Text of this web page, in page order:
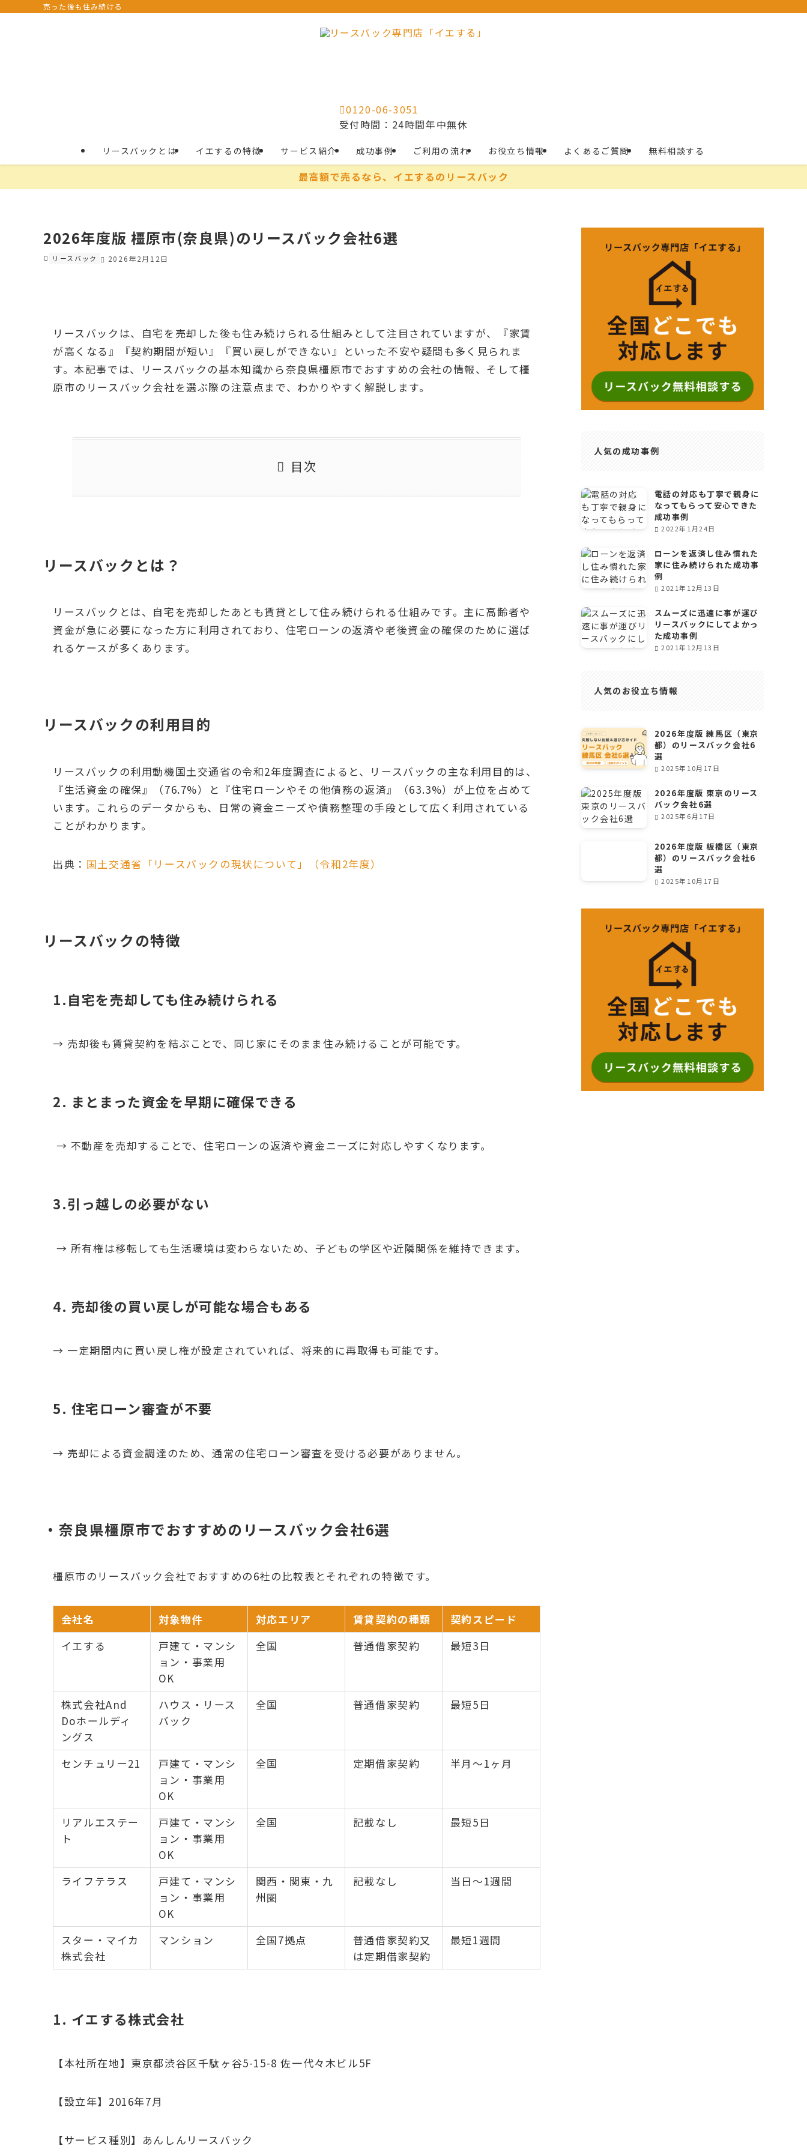
売った後も住み続ける
リースバックとは イエするの特徴 サービス紹介 成功事例 ご利用の流れ お役立ち情報 よくあるご質問 無料相談する
0120-06-3051
受付時間：24時間年中無休
最高額で売るなら、イエするのリースバック
2026年度版 橿原市(奈良県)のリースバック会社6選
リースバック 2026年2月12日
リースバックは、自宅を売却した後も住み続けられる仕組みとして注目されていますが、『家賃
が高くなる』『契約期間が短い』『買い戻しができない』といった不安や疑問も多く見られま
す。本記事では、リースバックの基本知識から奈良県橿原市でおすすめの会社の情報、そして橿
原市のリースバック会社を選ぶ際の注意点まで、わかりやすく解説します。
目次
リースバックとは？
リースバックとは、自宅を売却したあとも賃貸として住み続けられる仕組みです。主に高齢者や
資金が急に必要になった方に利用されており、住宅ローンの返済や老後資金の確保のために選ば
れるケースが多くあります。
リースバックの利用目的
リースバックの利用動機国土交通省の令和2年度調査によると、リースバックの主な利用目的は、
『生活資金の確保』（76.7%）と『住宅ローンやその他債務の返済』（63.3%）が上位を占めて
います。これらのデータからも、日常の資金ニーズや債務整理の手段として広く利用されている
ことがわかります。
出典： 国土交通省「リースバックの現状について」（令和2年度）
リースバックの特徴
1.自宅を売却しても住み続けられる
→ 売却後も賃貸契約を結ぶことで、同じ家にそのまま住み続けることが可能です。
2. まとまった資金を早期に確保できる
→ 不動産を売却することで、住宅ローンの返済や資金ニーズに対応しやすくなります。
3.引っ越しの必要がない
→ 所有権は移転しても生活環境は変わらないため、子どもの学区や近隣関係を維持できます。
4. 売却後の買い戻しが可能な場合もある
→ 一定期間内に買い戻し権が設定されていれば、将来的に再取得も可能です。
5. 住宅ローン審査が不要
→ 売却による資金調達のため、通常の住宅ローン審査を受ける必要がありません。
・奈良県橿原市でおすすめのリースバック会社6選
橿原市のリースバック会社でおすすめの6社の比較表とそれぞれの特徴です。
会社名 対象物件 対応エリア 賃貸契約の種類
契約スピード
イエする
戸建て・マンシ
ョン・事業用
OK
全国 普通借家契約 最短3日
株式会社And
Doホールディ
ングス
ハウス・リース
バック
全国 普通借家契約 最短5日
センチュリー21
戸建て・マンシ
ョン・事業用
OK
全国 定期借家契約 半月〜1ヶ月
リアルエステー
ト
戸建て・マンシ
ョン・事業用
OK
全国 記載なし 最短5日
ライフテラス
戸建て・マンシ
ョン・事業用
OK
関西・関東・九
州圏
記載なし 当日〜1週間
スター・マイカ
株式会社
マンション 全国7拠点
普通借家契約又
は定期借家契約
最短1週間
1. イエする株式会社
【本社所在地】東京都渋谷区千駄ヶ谷5-15-8 佐一代々木ビル5F
【設立年】2016年7月
【サービス種別】あんしんリースバック
人気の成功事例
電話の対応も丁寧で親身に
なってもらって安心できた
成功事例
2022年1月24日
ローンを返済し住み慣れた
家に住み続けられた成功事
例
2021年12月13日
スムーズに迅速に事が運び
リースバックにしてよかっ
た成功事例
2021年12月13日
人気のお役立ち情報
2026年度版 練馬区（東京
都）のリースバック会社6
選
2025年10月17日
2026年度版 東京のリース
バック会社6選
2025年6月17日
2026年度版 板橋区（東京
都）のリースバック会社6
選
2025年10月17日